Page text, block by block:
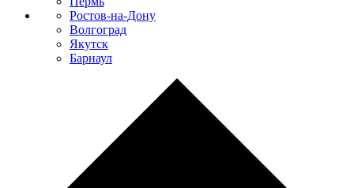
Ростов-на-Дону
Волгоград
Якутск
Барнаул